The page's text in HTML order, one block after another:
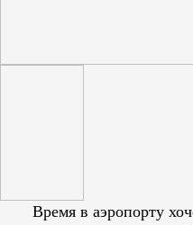
Время в аэропорту